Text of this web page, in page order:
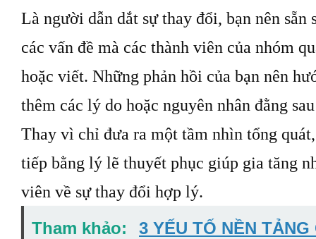
Là người dẫn dắt sự thay đổi, bạn nên sẵn
các vấn đề mà các thành viên của nhóm
hoặc viết. Những phản hồi của bạn nên
thêm các lý do hoặc nguyên nhân đằng
Thay vì chỉ đưa ra một tầm nhìn tổng
tiếp bằng lý lẽ thuyết phục giúp gia tăng
viên về sự thay đổi hợp lý.
Tham khảo:
3 YẾU TỐ NỀN